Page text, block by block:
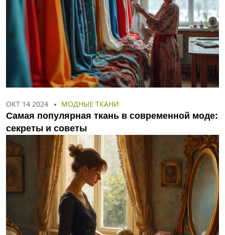
ОКТ 14 2024 МОДНЫЕ ТКАНИ
Самая популярная ткань в современной моде:
секреты и советы